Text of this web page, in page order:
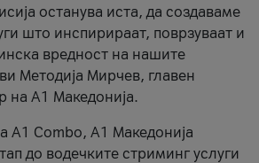
останува иста, да создаваме
што инспирираат, поврзуваат и
вредност на нашите
Методија Мирчев, главен
на А1 Македонија.
A1 Combo, А1 Македонија
до водечките стриминг услуги